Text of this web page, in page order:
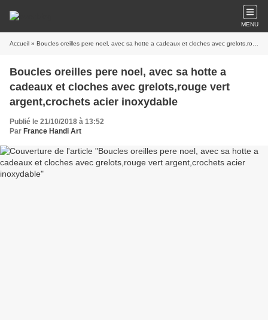
MENU
Accueil » Boucles oreilles pere noel, avec sa hotte a cadeaux et cloches avec grelots,rouge vert argent,crochets acier inoxydable
Boucles oreilles pere noel, avec sa hotte a
cadeaux et cloches avec grelots,rouge vert
argent,crochets acier inoxydable
Publié le 21/10/2018 à 13:52
Par France Handi Art